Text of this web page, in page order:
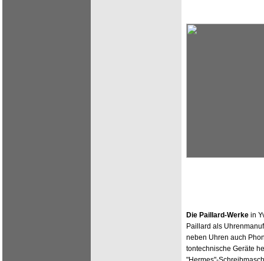
Die Paillard-Werke in
Paillard als
neben Uhren auch
tontechnische Geräte